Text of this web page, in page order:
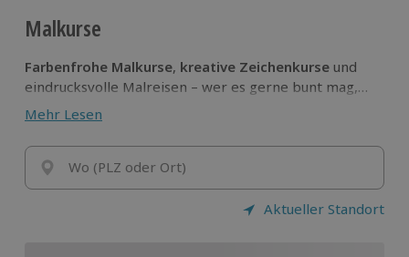
Malkurse
Farbenfrohe Malkurse, kreative Zeichenkurse und
eindrucksvolle Malreisen – wer es gerne bunt mag,
ist hier genau richtig. Und dank der richtigen
Anleitung, ist es in diesen Malkursen gar keine große
Kunst, mit den eigenen Händen beeindrucke
Kunstwerke zu schaffen.
Mehr Lesen
Wo (PLZ oder Ort)
Aktueller Standort